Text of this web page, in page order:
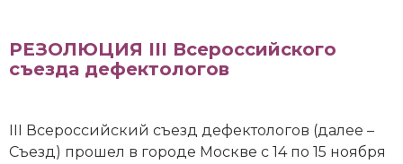
РЕЗОЛЮЦИЯ III Всероссийского
съезда дефектологов
III Всероссийский съезд дефектологов (далее –
Съезд) прошел в городе Москве с 14 по 15 ноября